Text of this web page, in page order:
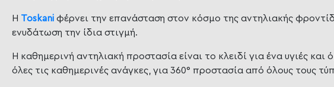
Η Toskani φέρνει την επανάσταση στον κόσμο της αντηλιακής
ενυδάτωση την ίδια στιγμή.
Η καθημερινή αντηλιακή προστασία είναι το κλειδί για ένα υγιές
όλες τις καθημερινές ανάγκες, για 360° προστασία από όλους τους